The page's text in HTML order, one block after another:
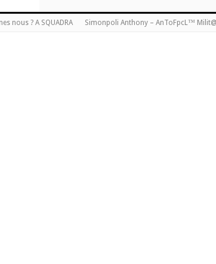
nous ? A SQUADRA Simonpoli Anthony – AnToFpcL™